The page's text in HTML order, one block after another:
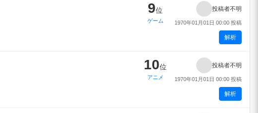
9位
ゲーム
投稿者不明
1970年01月01日 00:00 投稿
解析
10位
アニメ
投稿者不明
1970年01月01日 00:00 投稿
解析